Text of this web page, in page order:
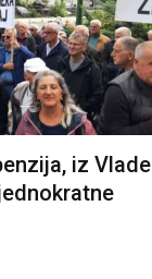
iz Vlade